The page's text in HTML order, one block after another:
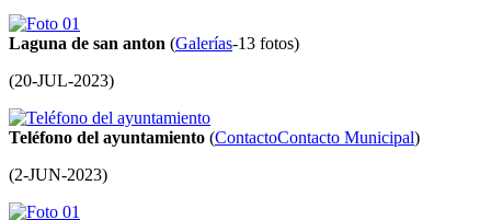
Laguna de san anton (Galerías-13 fotos)
(20-JUL-2023)
Teléfono del ayuntamiento (ContactoContacto Municipal)
(2-JUN-2023)